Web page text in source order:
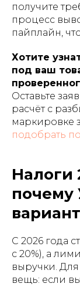
получите
процесс
пайплайн,
Хотите
под ваш
Оставьте
расчёт с
маркировке
подобрать
Налоги
почему
С 2026 года
с 20%), а
выручки.
вещь: если